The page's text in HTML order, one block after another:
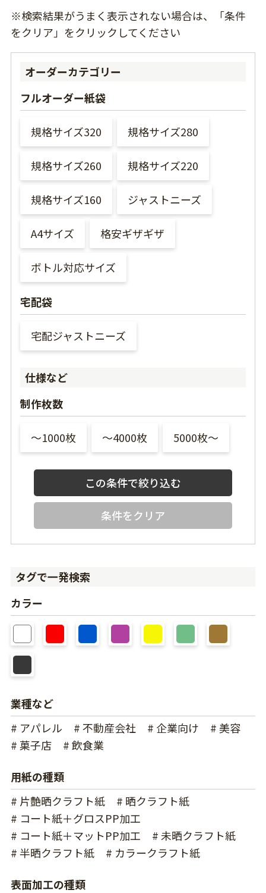
※検索結果がうまく表示されない場合は、「条件
をクリア」をクリックしてください
オーダーカテゴリー
フルオーダー紙袋
規格サイズ320 規格サイズ280
規格サイズ260 規格サイズ220
規格サイズ160 ジャストニーズ
A4サイズ 格安ギザギザ
ボトル対応サイズ
宅配袋
宅配ジャストニーズ
仕様など
制作枚数
〜1000枚 〜4000枚 5000枚〜
条件をクリア
タグで一発検索
カラー
業種など
# アパレル
# 不動産会社 # 企業向け
# 美容
# 菓子店
# 飲食業
用紙の種類
# 片艶晒クラフト紙
# 晒クラフト紙
# コート紙＋グロスPP加工
# コート紙＋マットPP加工
# 未晒クラフト紙
# 半晒クラフト紙
# カラークラフト紙
表面加工の種類